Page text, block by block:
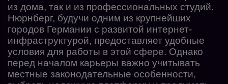
из дома, так и из профессиональных студий.
Нюрнберг, будучи одним из крупнейших
городов Германии с развитой интернет-
инфраструктурой, предоставляет удобные
условия для работы в этой сфере. Однако
перед началом карьеры важно учитывать
местные законодательные особенности,